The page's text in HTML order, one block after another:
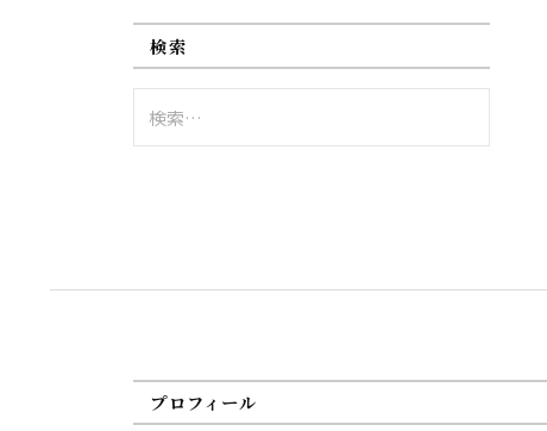
検索
索:
プロフィール